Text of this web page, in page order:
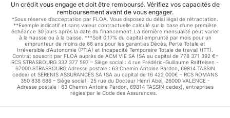
Un crédit vous engage et doit être remboursé. Vérifiez vos capacités de
remboursement avant de vous engager.
*Sous réserve d’acceptation par FLOA. Vous disposez du délai légal de rétractation.
**Exemple indicatif et sans valeur contractuelle calculé sur la base d'une première
échéance 30 jours après la date du financement. La dernière mensualité peut varier
à la hausse ou à la baisse. ***Soit 0,17% du capital emprunté par mois pour un
emprunteur de moins de 66 ans pour les garanties Décès, Perte Totale et
Irréversible d'Autonomie (PTIA) et Incapacité Temporaire Totale de travail (ITT).
Contrat souscrit par FLOA auprès de ACM VIE SA (SA au capital de 778 371 392 €–
RCS STRASBOURG 332 377 597 – Siège social : 4 rue Frédéric-Guillaume Raiffeisen -
67000 STRASBOURG Adresse postale : 63 Chemin Antoine Pardon, 69814 TASSIN
cedex) et SERENIS ASSURANCES SA (SA au capital de 16 422 000€ – RCS ROMANS
350 838 686 – Siège social : 25 rue du Docteur Henri Abel, 26000 VALENCE -
Adresse postale : 63 Chemin Antoine Pardon, 69814 TASSIN cedex), entreprises
régies par le Code des Assurances.